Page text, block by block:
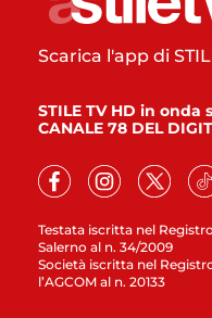
Testata iscritta nel
Salerno al n. 34/2009
Società iscritta nel
l’AGCOM al n. 20133
Scarica l'app di
STILE TV HD in onda
CANALE 78 DEL